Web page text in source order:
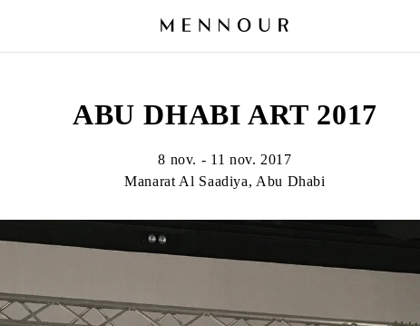
ABU DHABI ART 2017
8 nov. - 11 nov. 2017
Manarat Al Saadiya, Abu Dhabi